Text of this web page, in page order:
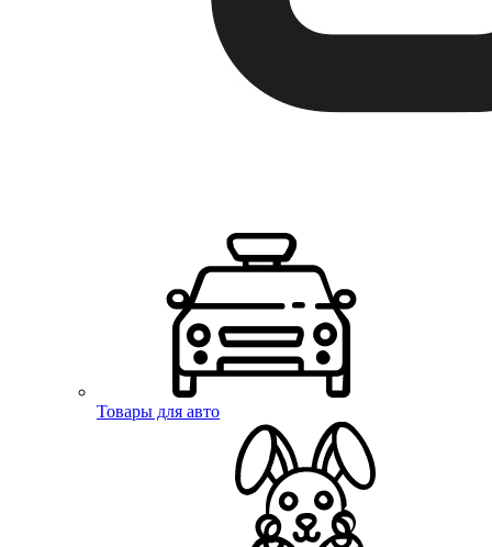
Товары для авто